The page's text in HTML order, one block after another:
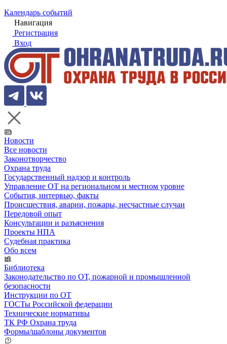
Календарь событий
Навигация
Регистрация
Вход
Новости
Все новости
Законотворчество
Охрана труда
Государственный надзор и контроль
Управление ОТ на региональном и местном уровне
События, интервью, факты
Происшествия, аварии, пожары, несчастные случаи
Передовой опыт
Консультации и разъяснения
Проекты НПА
Судебная практика
Обо всем
Библиотека
Законодательство по ОТ, пожарной и промышленной
безопасности
Инструкции по ОТ
ГОСТы Российской федерации
Технические нормативы
ТК РФ Охрана труда
Формы/шаблоны документов